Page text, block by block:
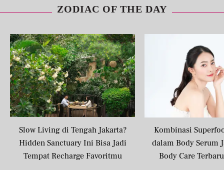
ZODIAC OF THE DAY
Slow Living di Tengah Jakarta?
Hidden Sanctuary Ini Bisa Jadi
Tempat Recharge Favoritmu
Kombinasi
dalam Body Serum
Body Care
Masyarakat
Share to others
Pinterest
Mail